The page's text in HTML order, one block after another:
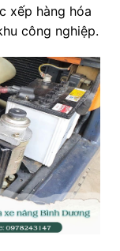
xếp hàng hóa
công nghiệp.